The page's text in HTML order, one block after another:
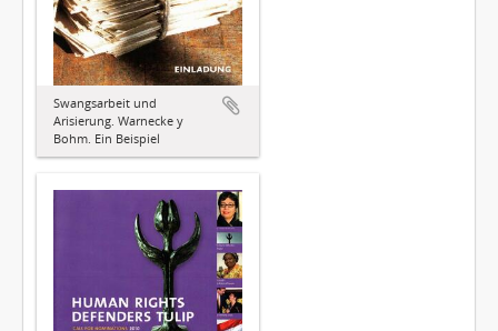
Swangsarbeit und
Arisierung. Warnecke y
Bohm. Ein Beispiel